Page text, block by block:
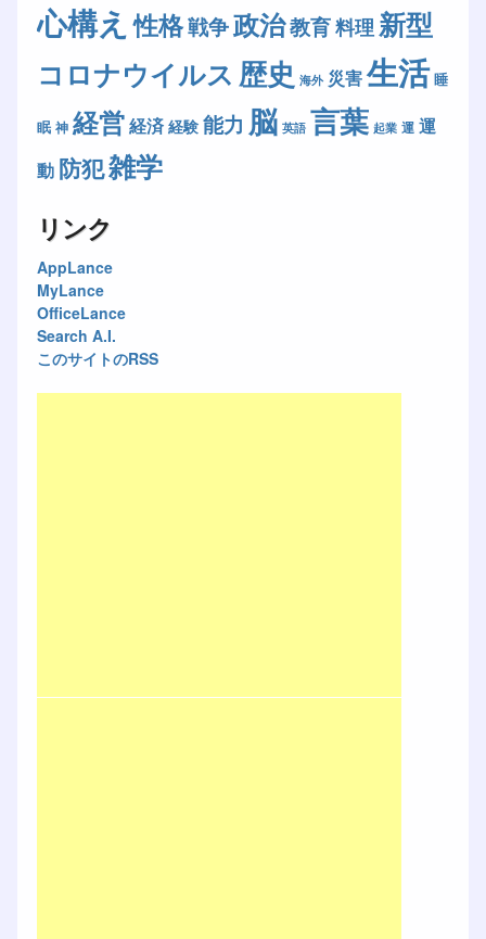
心構え 性格戦争政治教育料理 新型
コロナウイルス 歴史 海外 災害生活 睡
眠 神 経営経済 経験 能力 脳 英語 言葉 起業 運 運
動 防犯雑学
リンク
AppLance
MyLance
OfficeLance
Search A.I.
このサイトのRSS